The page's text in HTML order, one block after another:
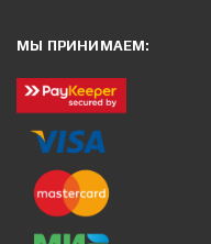
МЫ ПРИНИМАЕМ: